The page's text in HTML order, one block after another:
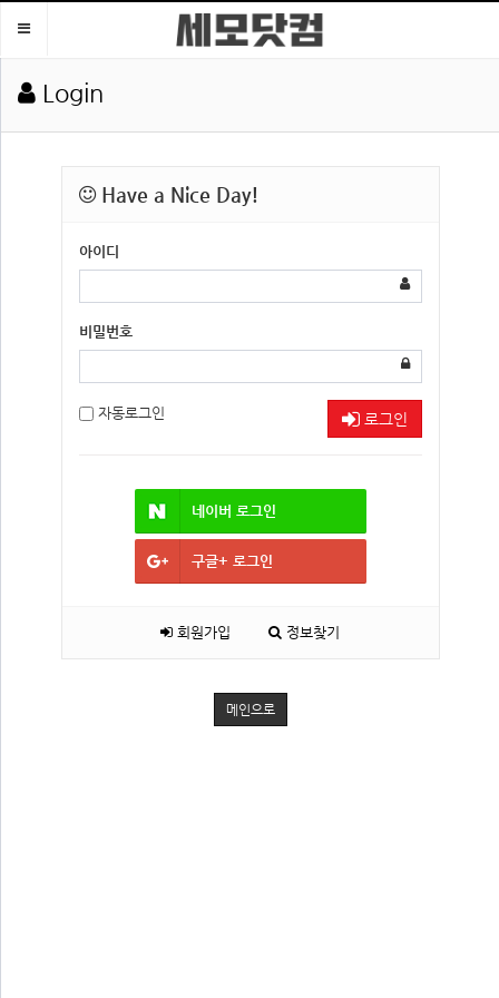
Toggle
Login
Have a Nice Day!
아이디
비밀번호
자동로그인 로그인
네이버 로그인
구글+ 로그인
회원가입 정보찾기
메인으로